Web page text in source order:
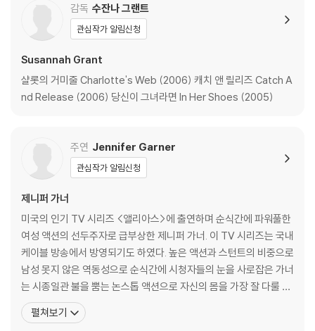
※ 디스크 외관 불량
디스크에 미세한 잔 흠집이 남아있거나 인쇄 면이 깨끗하지 않은 경우가
로 인한 반품/교환이 가능합니다.
상을 요청할 수 있으며, 동영상이 없는 경우 교환/반품이 제한될 수 있습니
문의 바랍니다.
2) 사양 오인지, 오 구매, 변심 사유로의 반품은 제품 개봉 전에만 운임비
부담 후 처리 가능합니다.
3) 스틸북 한정판, 초회 한정판의 경우 제작 수량이 한정되어 있고, 택배
이동 과정에서의 손상이 발생하면, 재 판매가 어려우므로 신중한 구매 선
택을 부탁드립니다.
4) 한정판 상품의 변심, 오구매로 인한 반품은 회송된 상품의 상태 확인 후
진행이 가능합니다. 택배 이동 중 파손이 발생하지 않도록 완충 포장을 부
감독 수잔나 그랜트
관심작가 알림신청
Susannah Grant
샬롯의 거미줄 Charlotte's Web (2006) 캐치 앤 릴리즈 Catch A
nd Release (2006) 당신이 그녀라면 In Her Shoes (2005)
주연 Jennifer Garner
관심작가 알림신청
제니퍼 가너
미국의 인기 TV 시리즈 <앨리아스>에 출연하며 순식간에 파워풀한
여성 액션의 선두주자로 급부상한 제니퍼 가너. 이 TV 시리즈는 국내
케이블 방송에서 방영되기도 하였다. 높은 액션과 스턴트의 비중으로
남성 못지 않은 역동성으로 순식간에 시청자들의 눈을 사로잡은 가너
는 시종일관 불을 뿜는 논스톱 액션으로 자신의 몸을 가장 잘 다룰 줄
아는 여자 배우라는 찬사를 들어 왔다. 2001년 블록버스터 영화 <진
주만>에서 우리나라 관객들에게도 어필했던 제니퍼 가너는 <캐치
펼쳐보기